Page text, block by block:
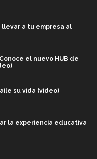
llevar a tu empresa al
el nuevo HUB de
su vida (video)
la experiencia educativa